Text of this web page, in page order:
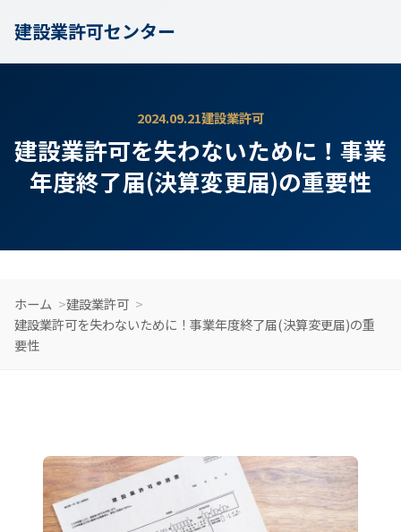
建設業許可センター
2024.09.21建設業許可
建設業許可を失わないために！事業
年度終了届(決算変更届)の重要性
ホーム
建設業許可
建設業許可を失わないために！事業年度終了届(決算変更届)の重
要性